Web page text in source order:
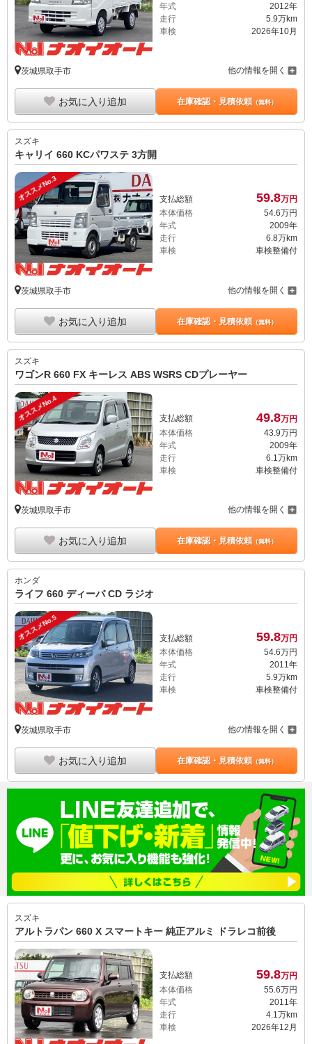
年式
2012年
走行
5.9万km
車検
2026年10月
茨城県取手市 他の情報を開く
お気に入り追加 在庫確認・見積依頼（無料）
スズキ
キャリイ 660 KCパワステ 3方開
オススメNo.3 支払総額 59.8万円
本体価格
54.6万円
年式
2009年
走行
6.8万km
車検
車検整備付
茨城県取手市 他の情報を開く
お気に入り追加 在庫確認・見積依頼（無料）
スズキ
ワゴンR 660 FX キーレス ABS WSRS CDプレーヤー
オススメNo.4 支払総額 49.8万円
本体価格
43. 9万円
年式
2009年
走行
6.1万km
車検
車検整備付
茨城県取手市 他の情報を開く
お気に入り追加 在庫確認・見積依頼（無料）
ホンダ
ライフ 660 ディーバ CD ラジオ
オススメNo.5 支払総額 59.8万円
本体価格
54.6万円
年式
2011年
走行
5.9万km
車検
車検整備付
茨城県取手市 他の情報を開く
お気に入り追加 在庫確認・見積依頼（無料）
スズキ
アルトラパン 660 X スマートキー 純正アルミ ドラレコ前後
支払総額 59.8万円
本体価格
55. 6万円
年式
2011年
走行
4.1万km
車検
2026年12月